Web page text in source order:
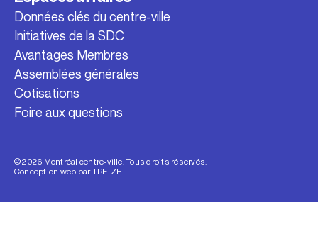
Données clés du centre-ville
Initiatives de la SDC
Avantages Membres
Assemblées générales
Cotisations
Foire aux questions
© 2026 Montréal centre-ville. Tous droits réservés.
Conception web parTREIZE